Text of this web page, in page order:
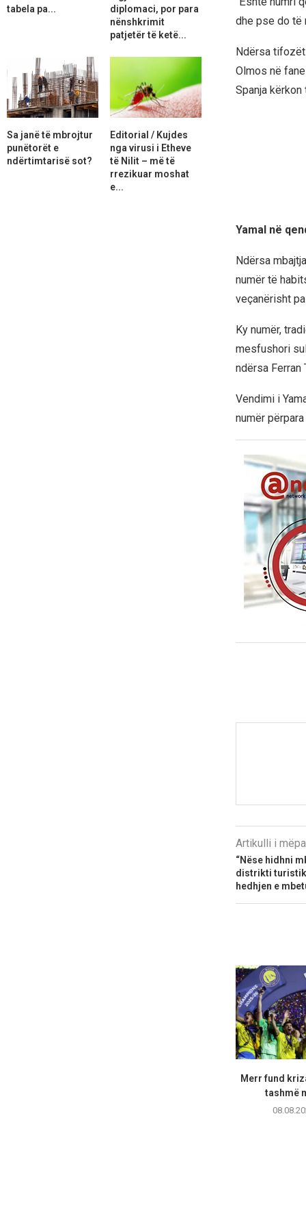
dhe pse do të
Ndërsa
Olmos në
Spanja
Yamal në
Ndërsa
numër të
veçanërisht
Ky numër,
mesfushori
ndërsa Ferran
Vendimi i
numër
Artikulli i
“Nëse hidhni
distrikti turistik
hedhjen e
Merr fund
tashmë
tabela pa...
diplomaci, por para
nënshkrimit
patjetër të ketë...
Sa janë të mbrojtur
punëtorët e
ndërtimtarisë sot?
Editorial / Kujdes
nga virusi i Etheve
të Nilit – më të
rrezikuar moshat
e...